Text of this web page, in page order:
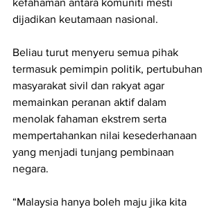
kefahaman antara komuniti mesti
dijadikan keutamaan nasional.
Beliau turut menyeru semua pihak
termasuk pemimpin politik, pertubuhan
masyarakat sivil dan rakyat agar
memainkan peranan aktif dalam
menolak fahaman ekstrem serta
mempertahankan nilai kesederhanaan
yang menjadi tunjang pembinaan
negara.
“Malaysia hanya boleh maju jika kita